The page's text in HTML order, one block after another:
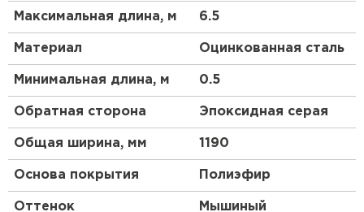
Металлочерепица отличается долгим сроком
эксплуатации.
Вы можете выбрать оптимальный оттенок для
вашего объекта строительства.
Этот кровельный материал пожаробезопасен.
Сталь 0.4 мм (с учётом металла, цинкового и
защитно-декоративного покрытия) оберегает
кровлю от механических повреждений.
Оптимальное сочетание качества и цены —
Максимальная длина, м 6.5
Материал Оцинкованная сталь
Минимальная длина, м 0.5
Обратная сторона Эпоксидная серая
Общая ширина, мм 1190
Основа покрытия Полиэфир
Оттенок Мышиный